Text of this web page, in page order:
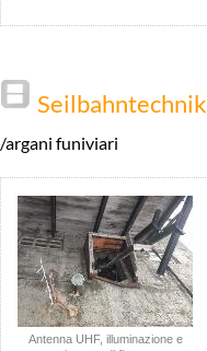
Seilbahntechnik
/argani funiviari
Antenna UHF, illuminazione e